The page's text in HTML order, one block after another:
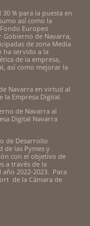
30 % para la puesta en
así como la
Europeo
Gobierno de Navarra,
de zona Media
ha servido a la
de la empresa,
así como mejorar la
Navarra en virtud al
Empresa Digital.
de Navarra al
Digital Navarra
de Desarrollo
de las Pymes y
con el objetivo de
a través de la
2022-2023. Para
de la Cámara de